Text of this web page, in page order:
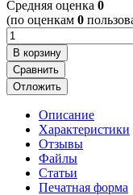
Cредняя оценка 0
(по оценкам 0
В корзину
Сравнить
Отложить
Описание
Характеристики
Отзывы
Файлы
Статьи
Печатная форма